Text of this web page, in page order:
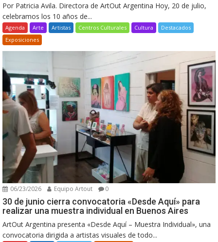
Por Patricia Avila. Directora de ArtOut Argentina Hoy, 20 de julio,
celebramos los 10 años de...
Agenda Arte Artistas Centros Culturales Cultura
Destacados
Exposiciones
06/23/2026 Equipo Artout 0
30 de junio cierra convocatoria «Desde Aquí» para
realizar una muestra individual en Buenos Aires
ArtOut Argentina presenta «Desde Aquí – Muestra Individual», una
convocatoria dirigida a artistas visuales de todo...